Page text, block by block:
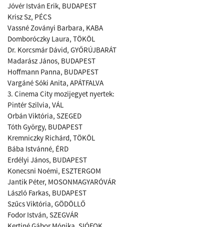
Jóvér István Erik, BUDAPEST
Krisz Sz, PÉCS
Vassné Zoványi Barbara, KABA
Domboróczky Laura, TÖKÖL
Dr. Korcsmár Dávid, GYŐRÚJBARÁT
Madarász János, BUDAPEST
Hoffmann Panna, BUDAPEST
Vargáné Sóki Anita, APÁTFALVA
3. Cinema City mozijegyet nyertek:
Pintér Szilvia, VÁL
Orbán Viktória, SZEGED
Tóth György, BUDAPEST
Kremniczky Richárd, TÖKÖL
Bába Istvánné, ÉRD
Erdélyi János, BUDAPEST
Konecsni Noémi, ESZTERGOM
Jantik Péter, MOSONMAGYARÓVÁR
László Farkas, BUDAPEST
Szűcs Viktória, GÖDÖLLŐ
Fodor István, SZEGVÁR